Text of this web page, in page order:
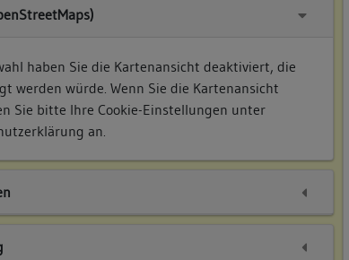
haben Sie die Kartenansicht deaktiviert, die
werden würde. Wenn Sie die Kartenansicht
Sie bitte Ihre Cookie-Einstellungen unter
an.